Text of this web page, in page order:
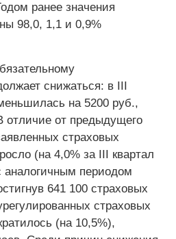
ранее значения
98,0, 1,1 и 0,9%
снижаться: в III
на 5200 руб.,
отличие от предыдущего
страховых
(на 4,0% за III квартал
аналогичным периодом
641 100 страховых
страховых
(на 10,5%),